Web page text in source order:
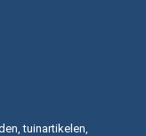
tuinartikelen,